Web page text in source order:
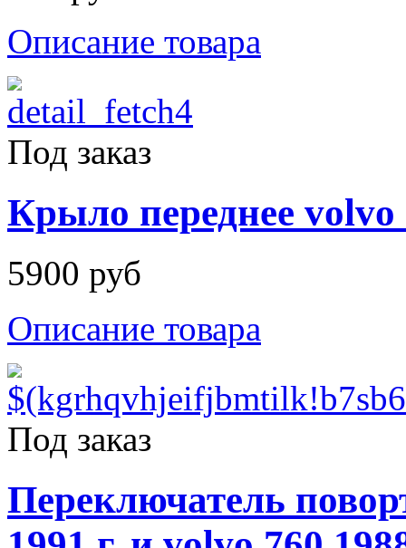
Описание товара
Под заказ
Крыло переднее volvo
5900 руб
Описание товара
Под заказ
Переключатель